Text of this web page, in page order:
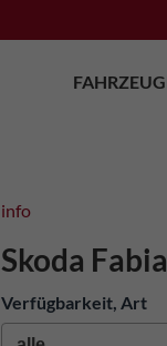
info
Skoda Fabia
Verfügbarkeit, Art